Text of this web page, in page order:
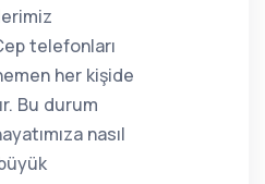
telefonları
her kişide
Bu durum
nasıl